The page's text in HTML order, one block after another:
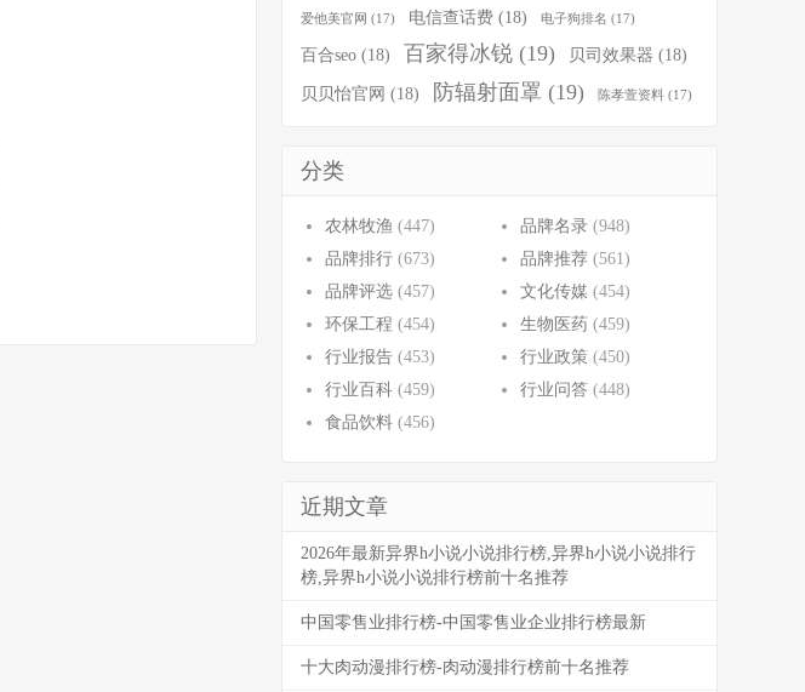
爱他美官网 (17) 电信查话费 (18) 电子狗排名 (17)
百合seo (18) 百家得冰锐 (19) 贝司效果器 (18)
贝贝怡官网 (18) 防辐射面罩 (19) 陈孝萱资料 (17)
分类
农林牧渔 (447) 品牌名录 (948)
品牌排行 (673) 品牌推荐 (561)
品牌评选 (457) 文化传媒 (454)
环保工程 (454) 生物医药 (459)
行业报告 (453) 行业政策 (450)
行业百科 (459) 行业问答 (448)
食品饮料 (456)
近期文章
2026年最新异界h小说小说排行榜,异界h小说小说排行
榜,异界h小说小说排行榜前十名推荐
中国零售业排行榜-中国零售业企业排行榜最新
十大肉动漫排行榜-肉动漫排行榜前十名推荐